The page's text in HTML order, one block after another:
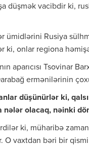
düşmək vacibdir ki,
ümidlərini Rusiya
ki, onlar regiona
aparıcısı Tsovinar
ermənilərinin
düşünürlər ki,
olacaq, nəinki
ki, müharibə
O vaxtdan bəri bir